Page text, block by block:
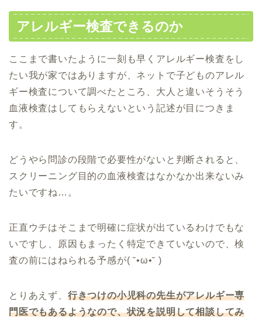
アレルギー検査できるのか
ここまで書いたように一刻も早くアレルギー検査をし
たい我が家ではありますが、ネットで子どものアレル
ギー検査について調べたところ、大人と違いそうそう
血液検査はしてもらえないという記述が目につきま
す。
どうやら問診の段階で必要性がないと判断されると、
スクリーニング目的の血液検査はなかなか出来ないみ
たいですね…。
正直ウチはそこまで明確に症状が出ているわけでもな
いですし、原因もまったく特定できていないので、検
査の前にはねられる予感が( ˘•ω•˘ )
とりあえず、 行きつけの小児科の先生がアレルギー専
門医でもあるようなので、状況を説明して相談してみ